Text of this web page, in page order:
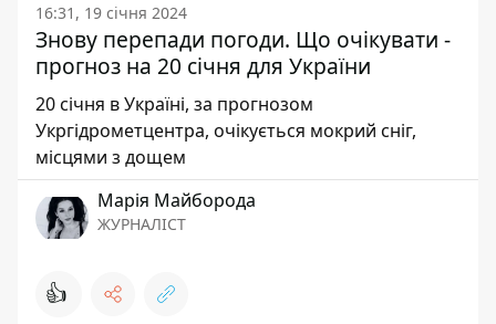
16:31, 19 січня 2024
Знову перепади погоди. Що очікувати -
прогноз на 20 січня для України
20 січня в Україні, за прогнозом
Укргідрометцентра, очікується мокрий сніг,
місцями з дощем
Марія Майборода
ЖУРНАЛІСТ
👍